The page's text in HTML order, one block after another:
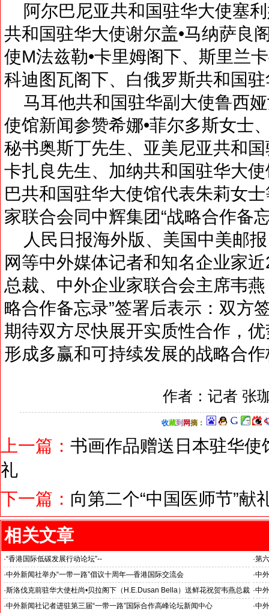
阿尔巴尼亚共和国驻华大使塞
共和国驻华大使谢尔盖•马纳萨良
使M法兹勒•卡里姆阁下、斯里兰
科迪图瓦阁下、白俄罗斯共和国
马耳他共和国驻华副大使鲁西
使馆新闻参赞希娜•菲尔多斯女士
秘书奥斯丁先生、亚美尼亚共和
卡扎良先生、加纳共和国驻华大
巴共和国驻华大使馆代表朱莉女
家联合会同中辉集团“战略合作备
人民日报海外版、美国中美邮
网等中外媒体记者和知名企业家
总裁、中外企业家联合会主席韦
略合作备忘录”签署后表示：双方
期待双方尽快展开实质性合作，
形成多赢和可持续发展的战略合
作者：记者 张
收藏到 网摘：
上一篇： 书画作品赠送日本驻华使
礼
下一篇： 向第二个“中国医师节”献
相关文章
·“香港国际低碳发展行动论坛”--
中外企业家联合会主席戴维▪萧盛赞低碳绿色产品
·第
台、
·中外新闻社举办“一带一路”倡议十周年—香港国际交流会 ·中
·斯洛伐克前驻华大使杜尚•贝拉阁下（H.E.Dusan Bella）送鲜花祝贺韦燕总裁
成功采访第三届“一带一路”国际合作高峰论坛
·中
·中外新闻社记者进驻第三届“一带一路”国际合作高峰论坛新闻中心 ·中